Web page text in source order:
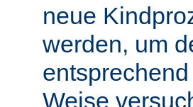
neue
werden, um
Weise